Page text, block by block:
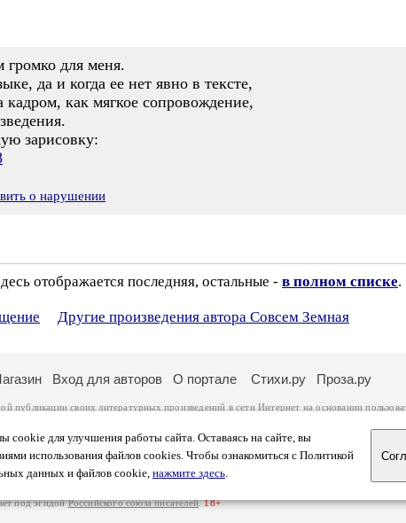
для меня.
да и когда ее нет явно в тексте,
кадром, как мягкое сопровождение,
зарисовку:
о нарушении
отображается последняя, остальные - в полном списке.
Другие произведения автора Совсем Земная
cookie для улучшения работы сайта. Оставаясь на сайте, вы
использования файлов cookies. Чтобы ознакомиться с Политикой
данных и файлов cookie, нажмите здесь.
Вход для авторов О портале Стихи.ру Проза.ру
публикации своих литературных произведений в сети Интернет на основании
. Перепечатка произведений возможна только с согласия его автора, к которому вы
самостоятельно на основании
законодательства Российской
данных. Вы также можете посмотреть более подробнуюинформацию о портале
которые в общей сумме просматривают более двух миллионов страниц по
по две цифры: количество просмотров и количество посетителей.
под эгидойРоссийского союза писателей.18+